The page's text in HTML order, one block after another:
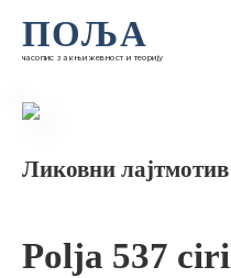
ПОЉА
часопис за књижевност и теорију
Ликовни лајтмотив
Polja 537